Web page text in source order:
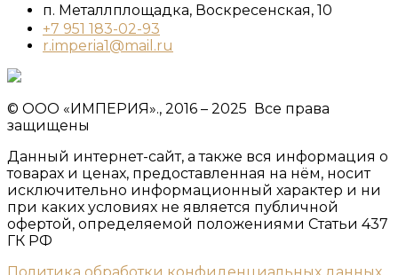
п. Металлплощадка, ​Воскресенская, 10​
+7 951 183-02-93
r.imperia1@mail.ru
© ООО «ИМПЕРИЯ»., 2016 – 2025 Все права
защищены
Данный интернет-сайт, а также вся информация о
товарах и ценах, предоставленная на нём, носит
исключительно информационный характер и ни
при каких условиях не является публичной
офертой, определяемой положениями Статьи 437
ГК РФ